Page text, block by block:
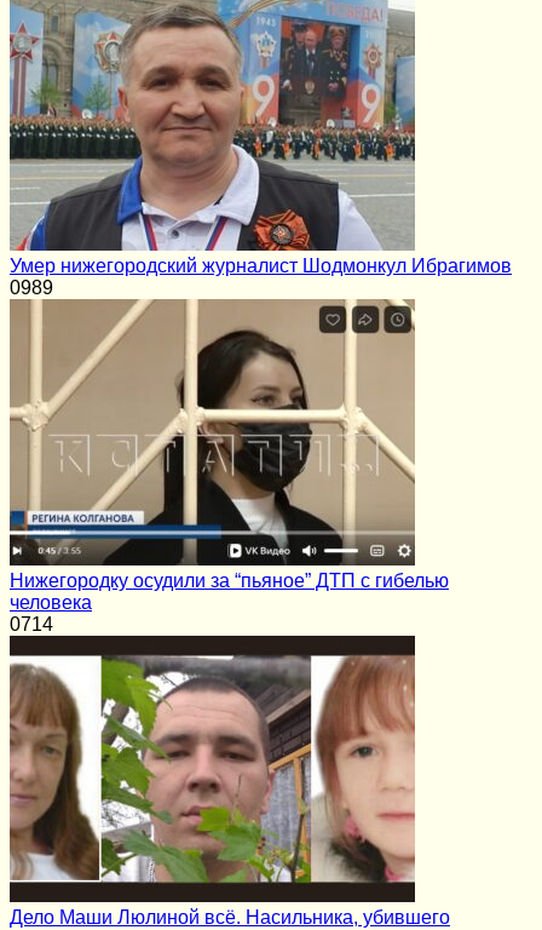
Умер нижегородский журналист Шодмонкул Ибрагимов
0989
Нижегородку осудили за “пьяное” ДТП с гибелью
человека
0714
Дело Маши Люлиной всё. Насильника, убившего